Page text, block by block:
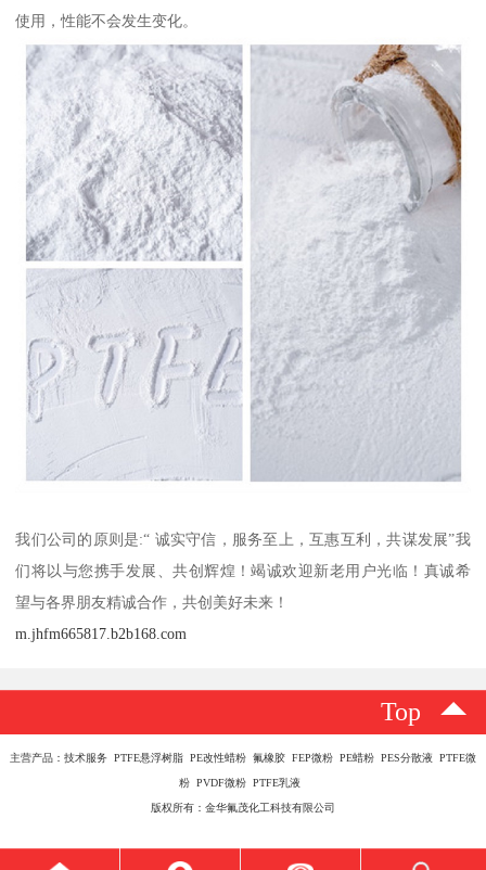
使用，性能不会发生变化。
我们公司的原则是:“ 诚实守信，服务至上，互惠互利，共谋发展”我
们将以与您携手发展、共创辉煌！竭诚欢迎新老用户光临！真诚希
望与各界朋友精诚合作，共创美好未来！
m.jhfm665817.b2b168.com
Top
主营产品：技术服务 PTFE悬浮树脂 PE改性蜡粉 氟橡胶 FEP微粉 PE蜡粉 PES分散液 PTFE微
粉 PVDF微粉 PTFE乳液
版权所有：金华氟茂化工科技有限公司